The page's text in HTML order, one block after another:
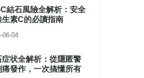
結石風險全解析：安全
生素C的必讀指南
04
症状全解析：從隱匿警
痛發作，一次搞懂所有